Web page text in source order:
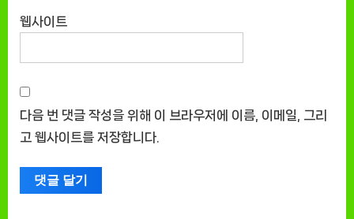
웹사이트
다음 번 댓글 작성을 위해 이 브라우저에 이름, 이메일, 그리
고 웹사이트를 저장합니다.